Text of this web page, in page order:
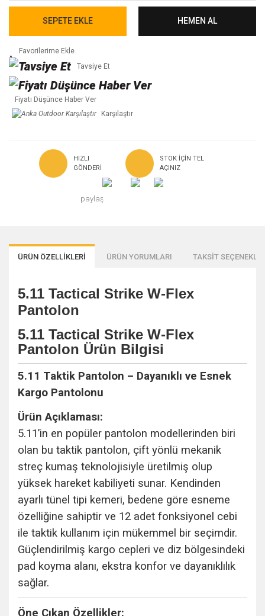
SEPETE EKLE HEMEN AL
Tavsiye Et
Fiyatı Düşünce Haber Ver
Karşılaştır
HIZLI
GÖNDERI
STOK IÇIN TEL
AÇINIZ
paylaş
ÜRÜN ÖZELLİKLERİ ÜRÜN YORUMLARI TAKSİT
5.11 Tactical Strike W-Flex
Pantolon
5.11 Tactical Strike W-Flex
Pantolon Ürün Bilgisi
5.11 Taktik Pantolon – Dayanıklı ve Esnek
Kargo Pantolonu
Ürün Açıklaması:
5.11’in en popüler pantolon modellerinden biri
olan bu taktik pantolon, çift yönlü mekanik
streç kumaş teknolojisiyle üretilmiş olup
yüksek hareket kabiliyeti sunar. Kendinden
ayarlı tünel tipi kemeri, bedene göre esneme
özelliğine sahiptir ve 12 adet fonksiyonel cebi
ile taktik kullanım için mükemmel bir seçimdir.
Güçlendirilmiş kargo cepleri ve diz bölgesindeki
pad koyma alanı, ekstra konfor ve dayanıklılık
sağlar.
Öne Çıkan Özellikler: